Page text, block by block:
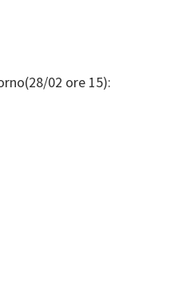
02 ore 15):